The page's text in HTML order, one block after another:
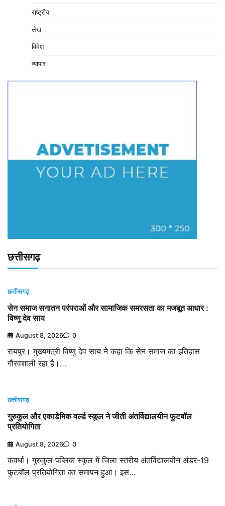
राष्ट्रीय
लेख
विदेश
व्यापार
छत्तीसगढ़
छत्तीसगढ़
सेन समाज सनातन परंपराओं और सामाजिक समरसता का मजबूत आधार :
विष्णु देव साय
August 8, 2026 0
रायपुर। मुख्यमंत्री विष्णु देव साय ने कहा कि सेन समाज का इतिहास
गौरवशाली रहा है।…
छत्तीसगढ़
गुरुकुल और एकाडेमिक वर्ल्ड स्कूल ने जीती अंतर्विद्यालयीन फुटबॉल
प्रतियोगिता
August 8, 2026 0
कवर्धा। गुरुकुल पब्लिक स्कूल में जिला स्तरीय अंतर्विद्यालयीन अंडर-19
फुटबॉल प्रतियोगिता का समापन हुआ। इस…